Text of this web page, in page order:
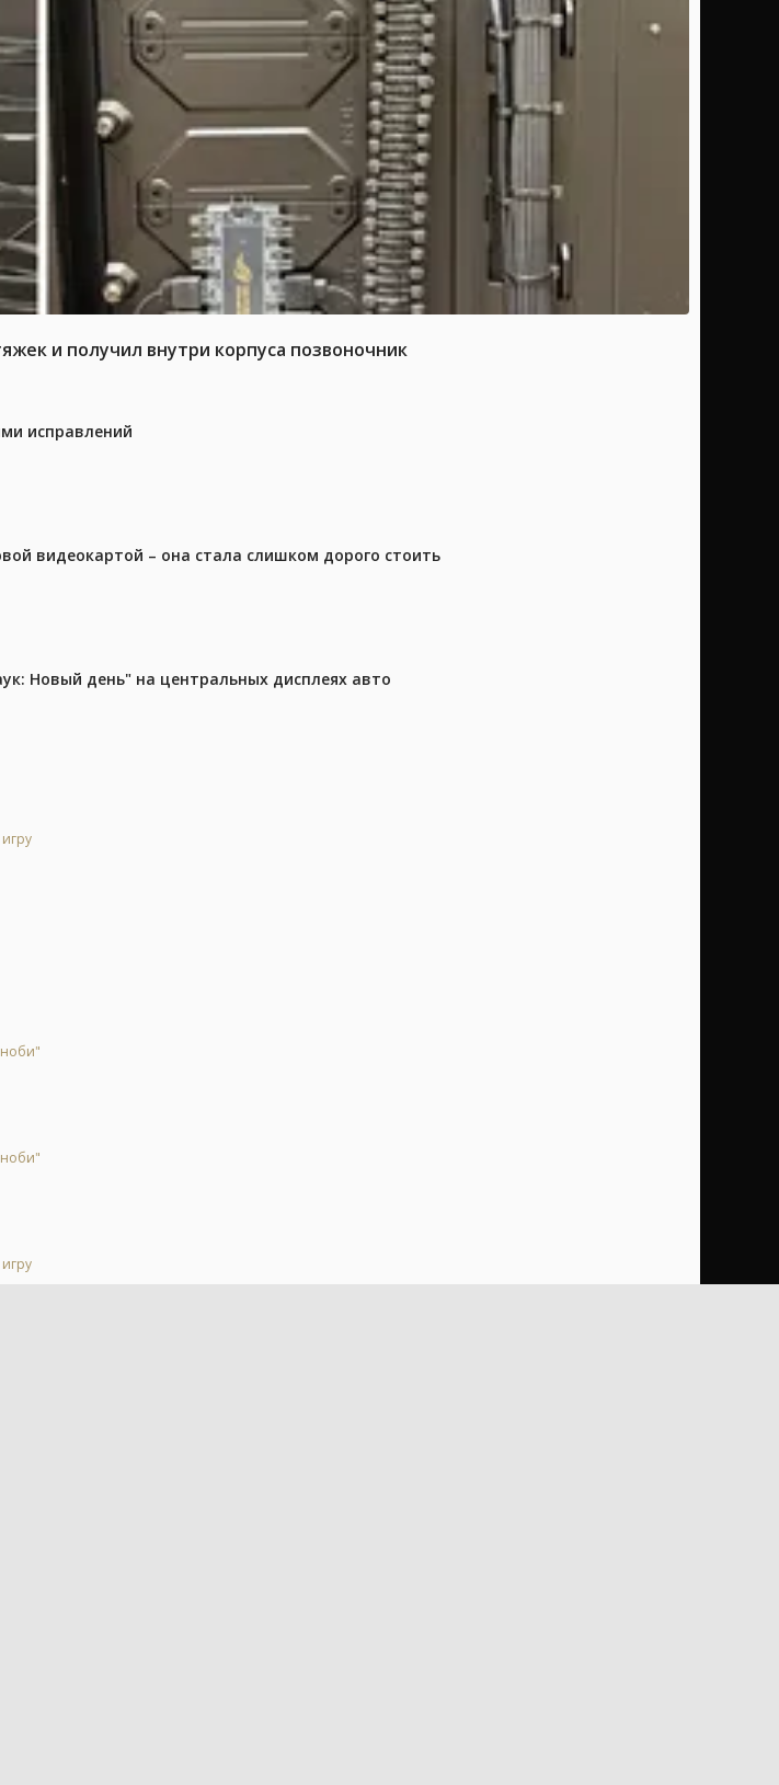
и получил внутри корпуса позвоночник
исправлений
видеокартой – она стала слишком дорого стоить
Новый день" на центральных дисплеях авто